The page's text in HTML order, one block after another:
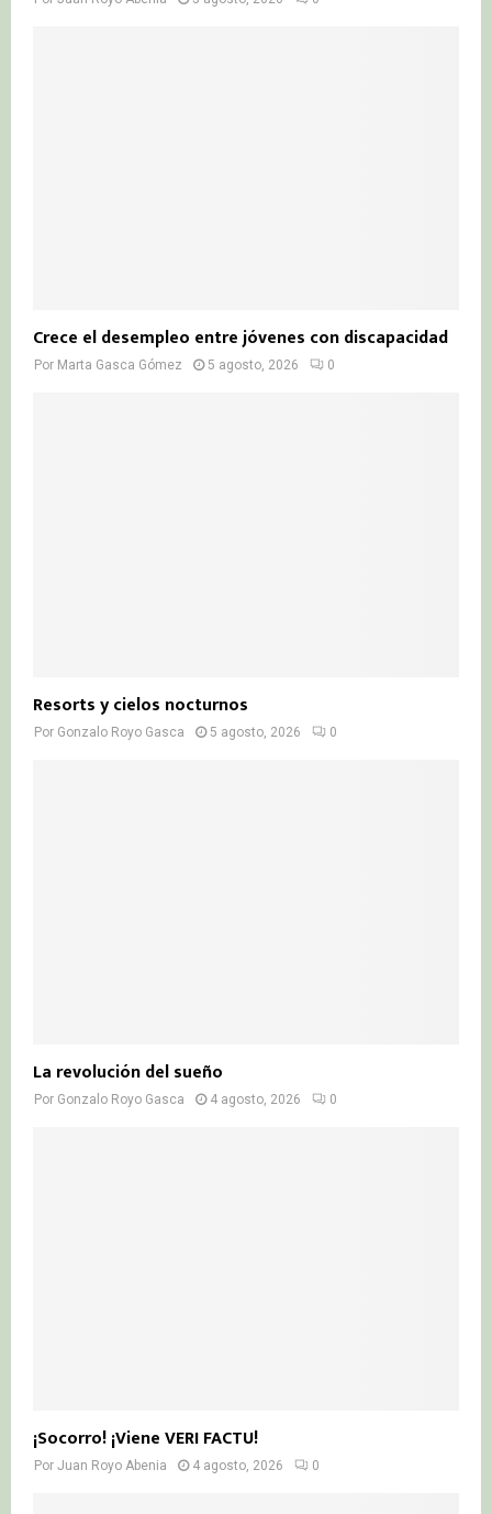
Crece el desempleo entre jóvenes con discapacidad
Por Marta Gasca Gómez 5 agosto, 2026 0
Resorts y cielos nocturnos
Por Gonzalo Royo Gasca 5 agosto, 2026 0
La revolución del sueño
Por Gonzalo Royo Gasca 4 agosto, 2026 0
¡Socorro! ¡Viene VERI FACTU!
Por Juan Royo Abenia 4 agosto, 2026 0